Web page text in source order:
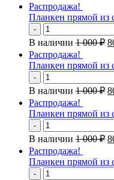
Распродажа!
Планкен прямой из
-
В наличии 1 000₽
Распродажа!
Планкен прямой из
-
В наличии 1 000₽
Распродажа!
Планкен прямой из
-
В наличии 1 000₽
Распродажа!
Планкен прямой из
-